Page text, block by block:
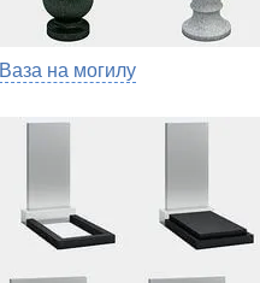
Ваза на могилу